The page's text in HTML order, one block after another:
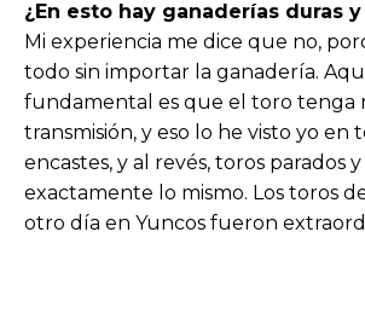
¿En esto hay ganaderías duras
Mi experiencia me dice que no,
todo sin importar la ganadería.
fundamental es que el toro tenga
transmisión, y eso lo he visto yo en
encastes, y al revés, toros parados
exactamente lo mismo. Los toros
otro día en Yuncos fueron